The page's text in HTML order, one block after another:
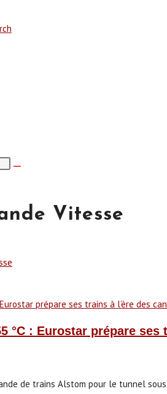
Vitesse
°C : Eurostar prépare
de trains Alstom pour le tunnel